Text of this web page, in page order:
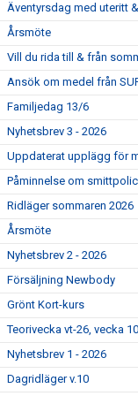
Äventyrsdag med uteritt
Årsmöte
Vill du rida till & från
Ansök om medel från
Familjedag 13/6
Nyhetsbrev 3 - 2026
Uppdaterat upplägg för
Påminnelse om
Ridläger sommaren 2026
Årsmöte
Nyhetsbrev 2 - 2026
Försäljning Newbody
Grönt Kort-kurs
Teorivecka vt-26, vecka 10
Nyhetsbrev 1 - 2026
Dagridläger v.10